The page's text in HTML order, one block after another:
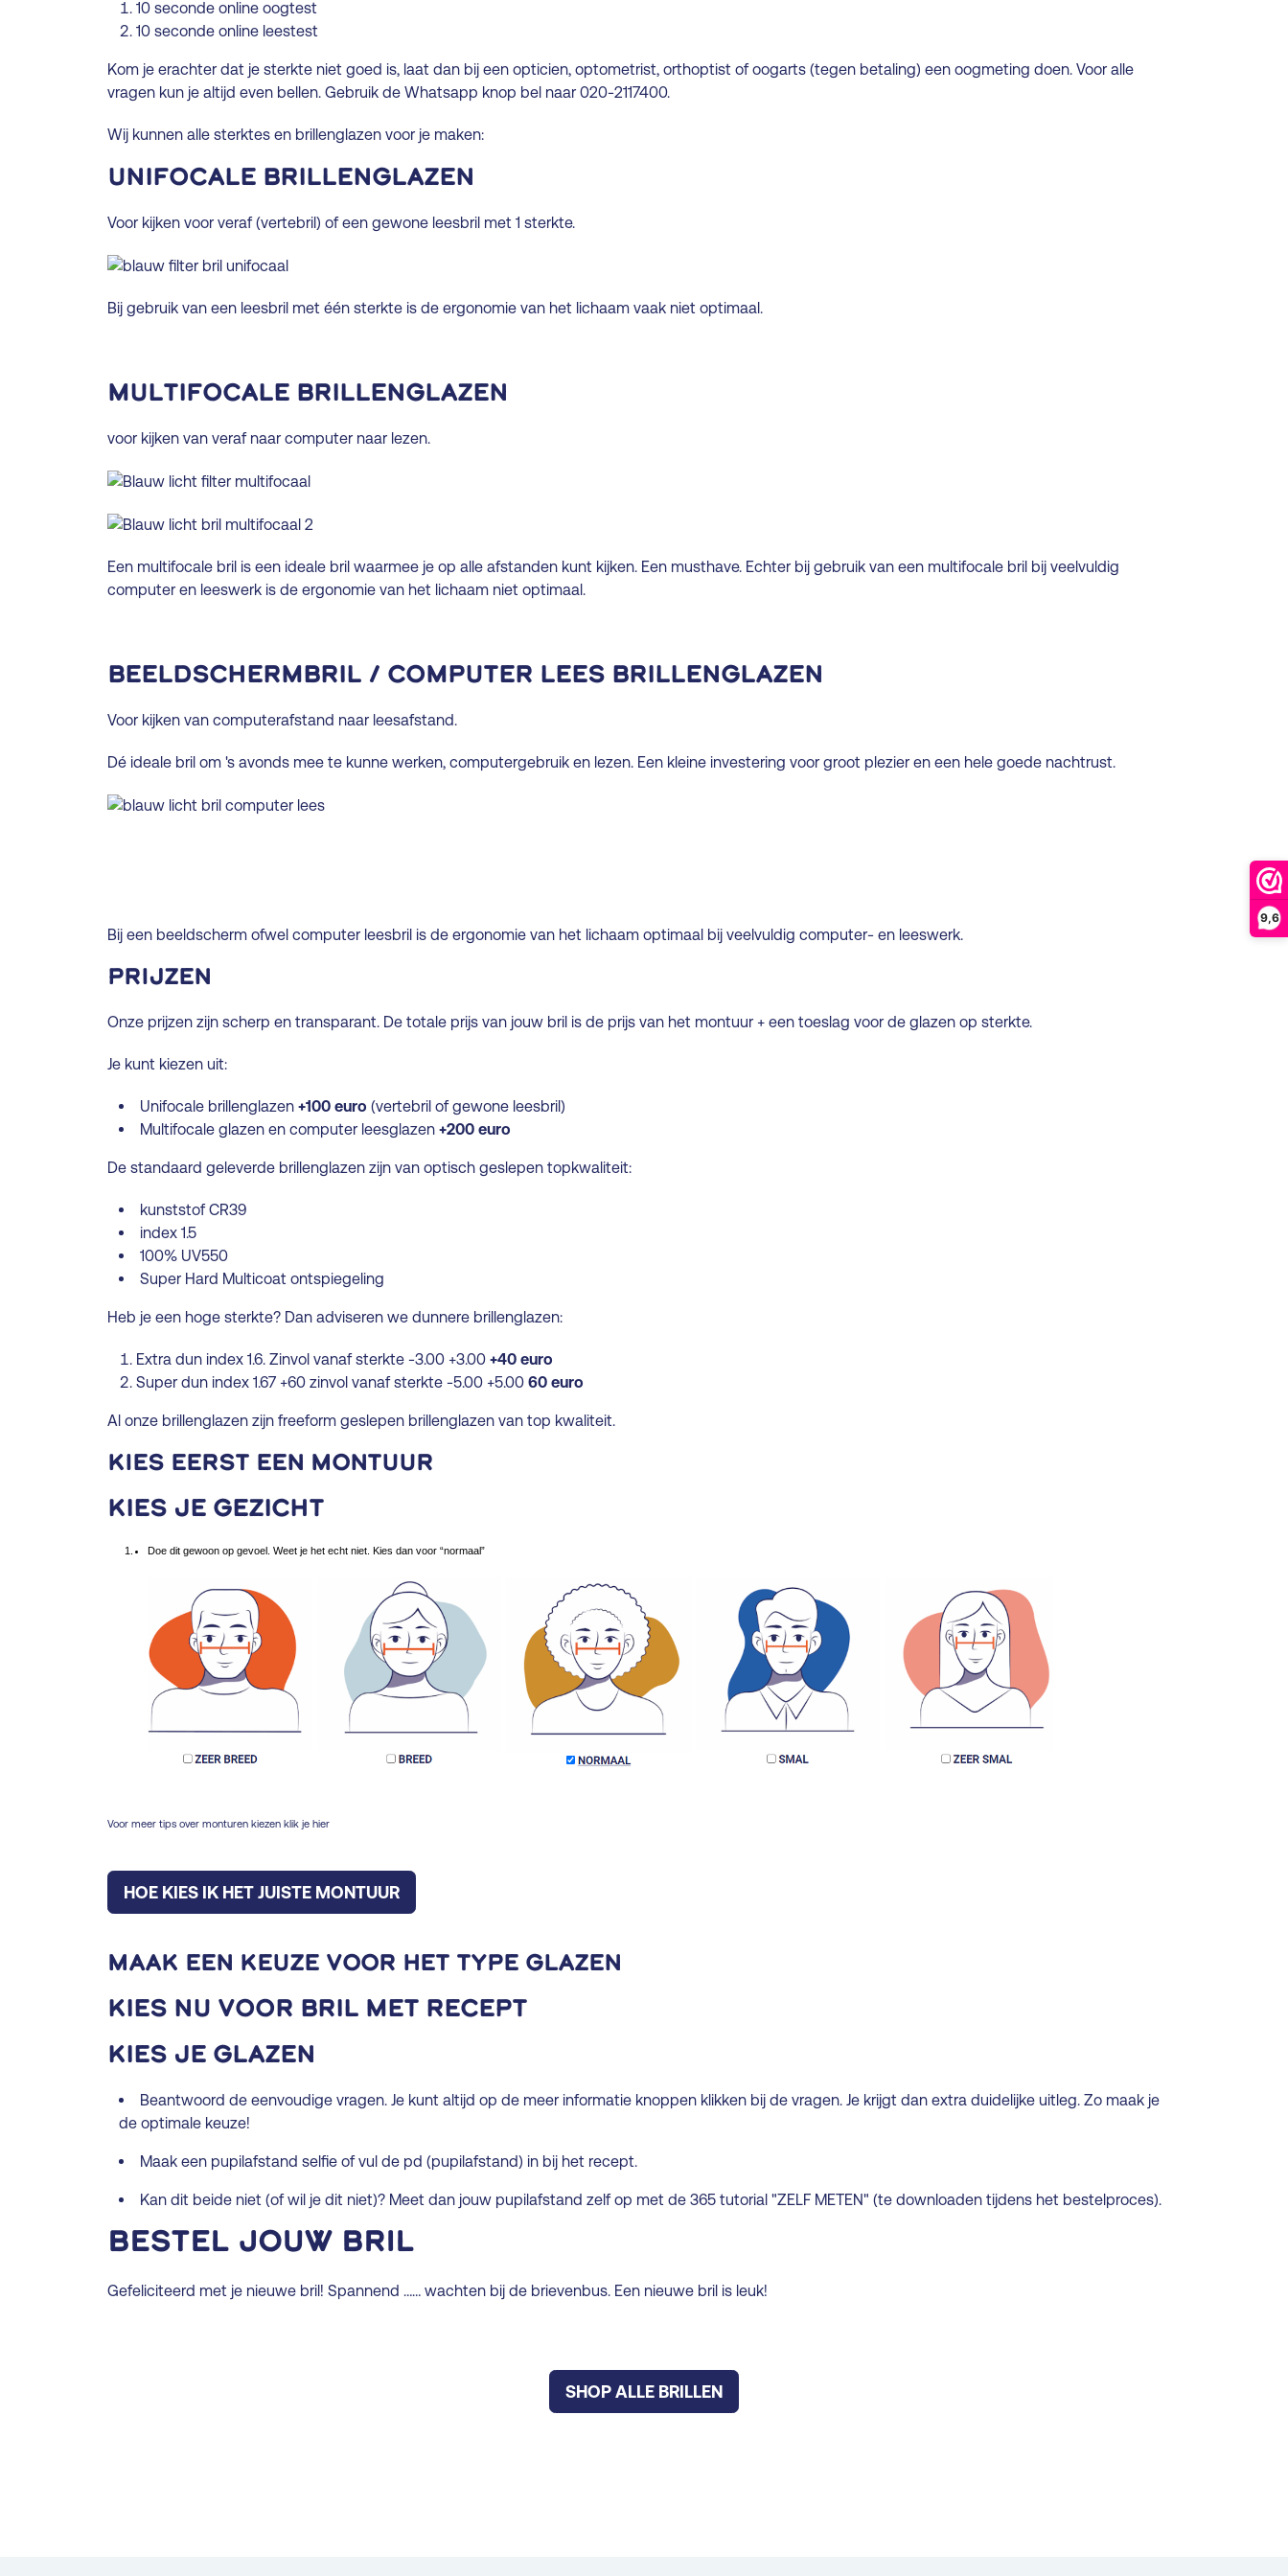
9,6
10 seconde online oogtest
10 seconde online leestest
Kom je erachter dat je sterkte niet goed is, laat dan bij een opticien, optometrist, orthoptist of oogarts (tegen betaling) een oogmeting doen. Voor alle
vragen kun je altijd even bellen. Gebruik de Whatsapp knop bel naar 020-2117400.
Wij kunnen alle sterktes en brillenglazen voor je maken:
Unifocale brillenglazen
Voor kijken voor veraf (vertebril) of een gewone leesbril met 1 sterkte.
Bij gebruik van een leesbril met één sterkte is de ergonomie van het lichaam vaak niet optimaal.
Multifocale brillenglazen
voor kijken van veraf naar computer naar lezen.
Een multifocale bril is een ideale bril waarmee je op alle afstanden kunt kijken. Een musthave. Echter bij gebruik van een multifocale bril bij veelvuldig
computer en leeswerk is de ergonomie van het lichaam niet optimaal.
Beeldschermbril / Computer lees brillenglazen
Voor kijken van computerafstand naar leesafstand.
Dé ideale bril om 's avonds mee te kunne werken, computergebruik en lezen. Een kleine investering voor groot plezier en een hele goede nachtrust.
Bij een beeldscherm ofwel computer leesbril is de ergonomie van het lichaam optimaal bij veelvuldig computer- en leeswerk.
Prijzen
Onze prijzen zijn scherp en transparant. De totale prijs van jouw bril is de prijs van het montuur + een toeslag voor de glazen op sterkte.
Je kunt kiezen uit:
Unifocale brillenglazen +100 euro (vertebril of gewone leesbril)
Multifocale glazen en computer leesglazen +200 euro
De standaard geleverde brillenglazen zijn van optisch geslepen topkwaliteit:
kunststof CR39
index 1.5
100% UV550
Super Hard Multicoat ontspiegeling
Heb je een hoge sterkte? Dan adviseren we dunnere brillenglazen:
Extra dun index 1.6. Zinvol vanaf sterkte -3.00 +3.00 +40 euro
Super dun index 1.67 +60 zinvol vanaf sterkte -5.00 +5.00 60 euro
Al onze brillenglazen zijn freeform geslepen brillenglazen van top kwaliteit.
Kies eerst een montuur
Kies je gezicht
Doe dit gewoon op gevoel. Weet je het echt niet. Kies dan voor “normaal”
Voor meer tips over monturen kiezen klik je hier
HOE KIES IK HET JUISTE MONTUUR
Maak een keuze voor het type glazen
Kies nu voor bril MET RECEPT
Kies je glazen
Beantwoord de eenvoudige vragen. Je kunt altijd op de meer informatie knoppen klikken bij de vragen. Je krijgt dan extra duidelijke uitleg. Zo maak je
de optimale keuze!
Maak een pupilafstand selfie of vul de pd (pupilafstand) in bij het recept.
Kan dit beide niet (of wil je dit niet)? Meet dan jouw pupilafstand zelf op met de 365 tutorial "ZELF METEN" (te downloaden tijdens het bestelproces).
Bestel jouw bril
Gefeliciteerd met je nieuwe bril! Spannend …… wachten bij de brievenbus. Een nieuwe bril is leuk!
SHOP ALLE BRILLEN